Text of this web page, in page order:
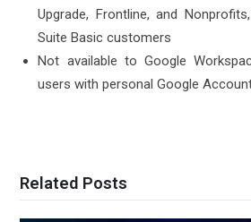
Upgrade, Frontline, and
Suite Basic customers
Not available to Google
users with personal Google
Related Posts